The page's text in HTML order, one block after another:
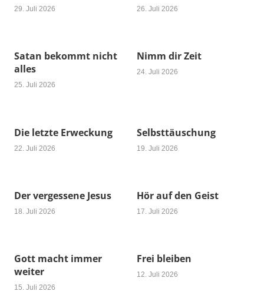
29. Juli 2026 26. Juli 2026
Satan bekommt nicht
alles
25. Juli 2026
Nimm dir Zeit
24. Juli 2026
Die letzte Erweckung
22. Juli 2026
Selbsttäuschung
19. Juli 2026
Der vergessene Jesus
18. Juli 2026
Hör auf den Geist
17. Juli 2026
Gott macht immer
weiter
15. Juli 2026
Frei bleiben
12. Juli 2026